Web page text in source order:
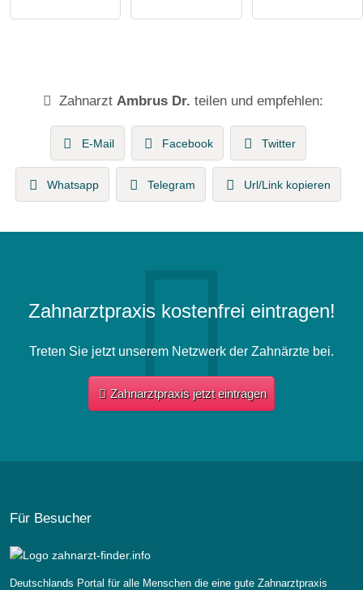
Zahnarzt Ambrus Dr. teilen und empfehlen:
E-Mail Facebook Twitter
Whatsapp Telegram Url/Link kopieren
Zahnarztpraxis kostenfrei eintragen!
Treten Sie jetzt unserem Netzwerk der Zahnärzte bei.
Zahnarztpraxis jetzt eintragen
Für Besucher
Deutschlands Portal für alle Menschen die eine gute Zahnarztpraxis